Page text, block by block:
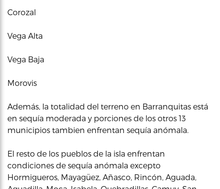
Corozal
Vega Alta
Vega Baja
Morovis
Además, la totalidad del terreno en Barranquitas está
en sequía moderada y porciones de los otros 13
municipios tambien enfrentan sequía anómala.
El resto de los pueblos de la isla enfrentan
condiciones de sequía anómala excepto
Hormigueros, Mayagüez, Añasco, Rincón, Aguada,